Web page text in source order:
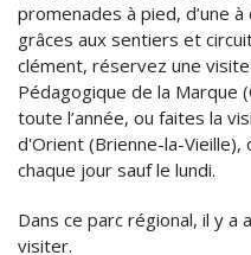
promenades à pied, d’une
grâces aux sentiers et
clément, réservez une
Pédagogique de la Marque
toute l’année, ou faites la
d'Orient (Brienne-la-
chaque jour sauf le lundi.
Dans ce parc régional, il y a
visiter.